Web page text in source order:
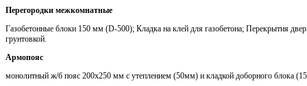
Перегородки межкомнатные
Газобетонные блоки 150 мм (D-500); Кладка на клей для газобетона; Перекрытия
грунтовкой.
Армопояс
монолитный ж/б пояс 200х250 мм с утеплением (50мм) и кладкой доборного блока